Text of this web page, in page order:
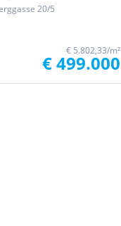
20/5
€ 5.802,33/m²
€ 499.000